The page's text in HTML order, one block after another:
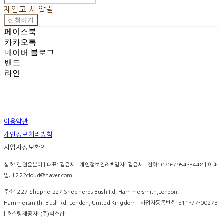
재입고 시 알림
신청하기
페이스북
카카오톡
네이버 블로그
밴드
라인
이용약관
개인정보처리방침
사업자정보확인
상호: 런던윤분이 | 대표: 김윤서 | 개인정보관리책임자: 김윤서 | 전화: 070-7954-3448 | 이메
일: 1222cloud@naver.com
주소: 227 Shephe 227 Shepherds Bush Rd, Hammersmith,London,
Hammersmith, Bush Rd, London, United Kingdom | 사업자등록번호: 511-77-00273
| 호스팅제공자: (주)식스샵